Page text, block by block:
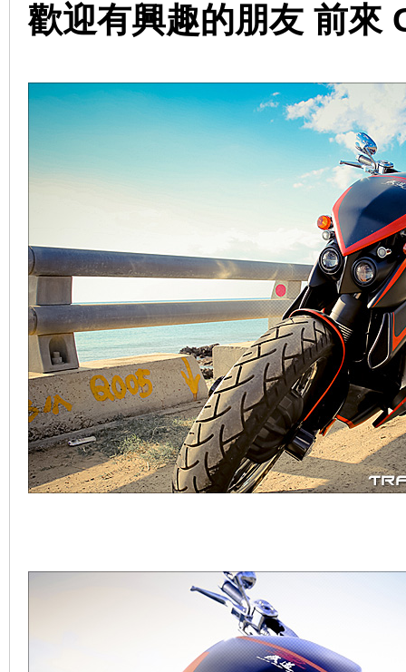
歡迎有興趣的朋友 前來